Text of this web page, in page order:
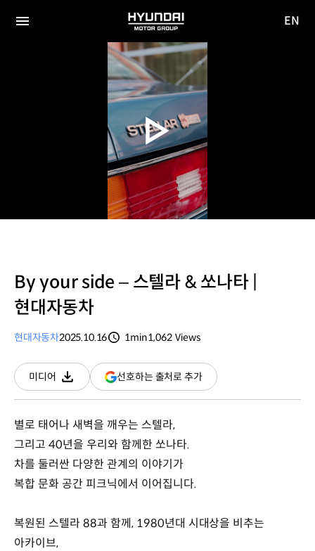
HYUNDAI
MOTOR
GROUP
EN
By your side – 스텔라 & 쏘나타 |
현대자동차
현대자동차2025.10.16
1min1,062 Views
미디어
다운로드
선호하는 출처로 추가(새
창
별로 태어나 새벽을 깨우는 스텔라,
그리고 40년을 우리와 함께한 쏘나타.
차를 둘러싼 다양한 관계의 이야기가
복합 문화 공간 피크닉에서 이어집니다.
복원된 스텔라 88과 함께, 1980년대 시대상을 비추는
아카이브,